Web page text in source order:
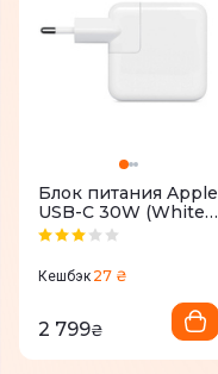
Блок питания Apple
USB-C 30W (White)
MR2A2ZM/A
Кешбэк 27 ₴
2 799₴